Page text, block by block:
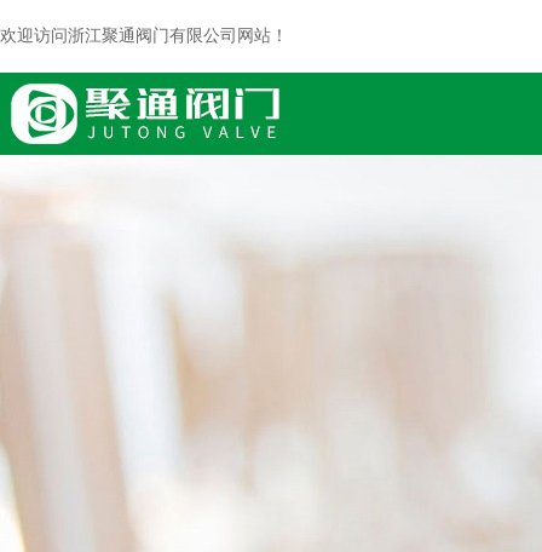
欢迎访问浙江聚通阀门有限公司网站！